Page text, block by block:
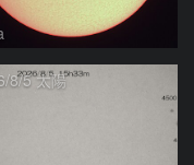
8/5 太陽